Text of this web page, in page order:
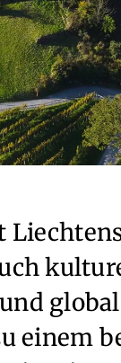
einem